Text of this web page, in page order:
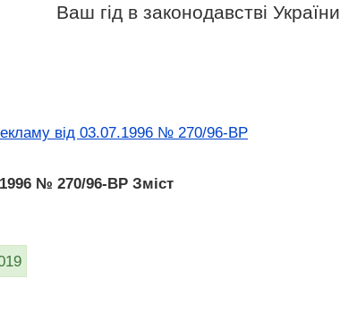
Ваш гід в законодавстві України
вiд 03.07.1996 № 270/96-ВР
№ 270/96-ВР Зміст